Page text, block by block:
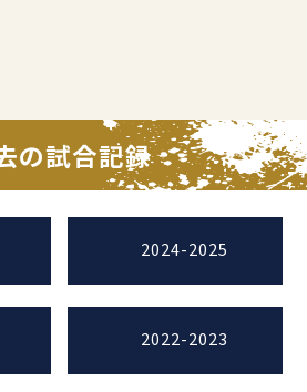
の試合記録
2024-2025
2022-2023